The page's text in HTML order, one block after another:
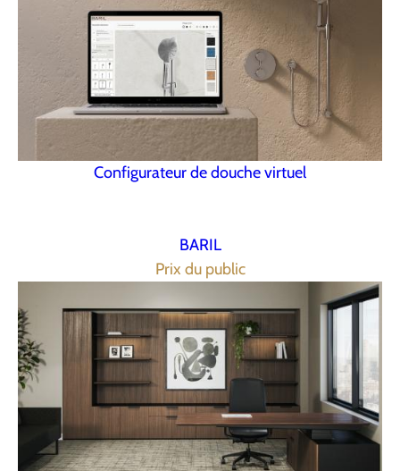
Configurateur de douche virtuel
BARIL
Prix du public